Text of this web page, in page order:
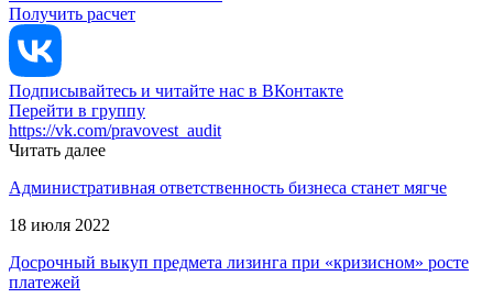
Получить расчет
Подписывайтесь и читайте нас в ВКонтакте
Перейти в группу
https://vk.com/pravovest_audit
Читать далее
Административная ответственность бизнеса станет мягче
18 июля 2022
Досрочный выкуп предмета лизинга при «кризисном» росте
платежей